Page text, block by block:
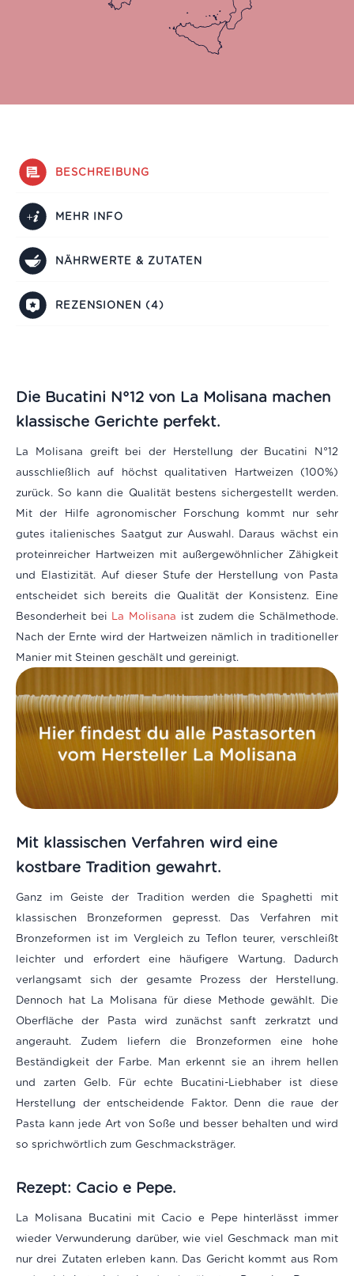
BESCHREIBUNG
MEHR INFO
NÄHRWERTE & ZUTATEN
REZENSIONEN (4)
Die Bucatini N°12 von La Molisana machen
klassische Gerichte perfekt.
La Molisana greift bei der Herstellung der Bucatini N°12
ausschließlich auf höchst qualitativen Hartweizen (100%)
zurück. So kann die Qualität bestens sichergestellt werden.
Mit der Hilfe agronomischer Forschung kommt nur sehr
gutes italienisches Saatgut zur Auswahl. Daraus wächst ein
proteinreicher Hartweizen mit außergewöhnlicher Zähigkeit
und Elastizität. Auf dieser Stufe der Herstellung von Pasta
entscheidet sich bereits die Qualität der Konsistenz. Eine
Besonderheit bei La Molisana ist zudem die Schälmethode.
Nach der Ernte wird der Hartweizen nämlich in traditioneller
Manier mit Steinen geschält und gereinigt.
Mit klassischen Verfahren wird eine
kostbare Tradition gewahrt.
Ganz im Geiste der Tradition werden die Spaghetti mit
klassischen Bronzeformen gepresst. Das Verfahren mit
Bronzeformen ist im Vergleich zu Teflon teurer, verschleißt
leichter und erfordert eine häufigere Wartung. Dadurch
verlangsamt sich der gesamte Prozess der Herstellung.
Dennoch hat La Molisana für diese Methode gewählt. Die
Oberfläche der Pasta wird zunächst sanft zerkratzt und
angerauht. Zudem liefern die Bronzeformen eine hohe
Beständigkeit der Farbe. Man erkennt sie an ihrem hellen
und zarten Gelb. Für echte Bucatini-Liebhaber ist diese
Herstellung der entscheidende Faktor. Denn die raue der
Pasta kann jede Art von Soße und besser behalten und wird
so sprichwörtlich zum Geschmacksträger.
Rezept: Cacio e Pepe.
La Molisana Bucatini mit Cacio e Pepe hinterlässt immer
wieder Verwunderung darüber, wie viel Geschmack man mit
nur drei Zutaten erleben kann. Das Gericht kommt aus Rom